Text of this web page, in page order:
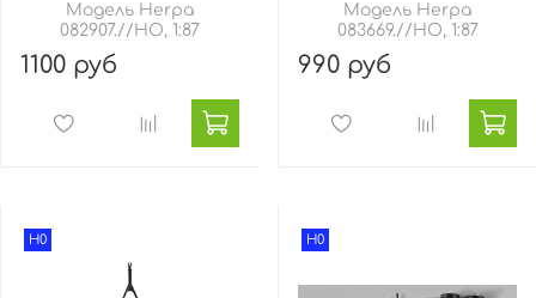
Модель Herpa
082907.//HO, 1:87
1100 руб
Модель Herpa
083669.//HO, 1:87
990 руб
H0 H0